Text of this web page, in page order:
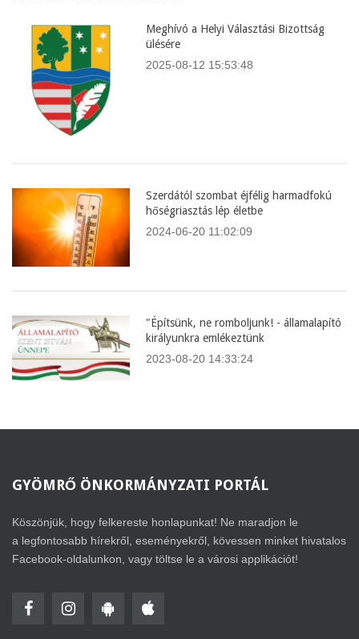
Meghívó a Helyi Választási Bizottság
ülésére
2025-08-12 15:53:48
Szerdától szombat éjfélig harmadfokú
hőségriasztás lép életbe
2024-06-20 11:02:09
"Építsünk, ne romboljunk! - államalapító
királyunkra emlékeztünk
2023-08-20 14:33:24
GYÖMRŐ ÖNKORMÁNYZATI PORTÁL
Köszönjük, hogy felkereste honlapunkat! Ne maradjon le
a legfontosabb hírekről, eseményekről, kövessen minket hivatalos
Facebook-oldalunkon, vagy töltse le a városi applikációt!